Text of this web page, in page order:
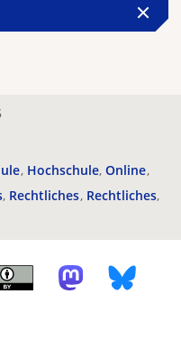
Hochschule Online
Rechtliches Rechtliches